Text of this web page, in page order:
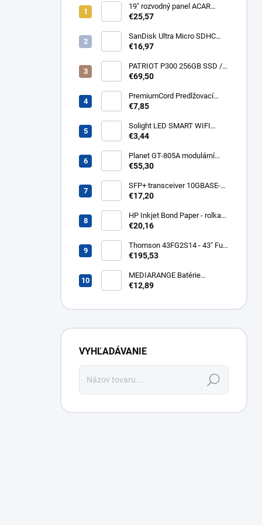
19" rozvodný panel ACAR
8x230V, vypínač, indikátor
kabel 3m Acar S8 FA
€25,57
SanDisk Ultra Micro SDHC
32GB 120MB/s A1+ada
€16,97
PATRIOT P300 256GB SSD /
Interní / M.2 PCIe Gen3 x4
P300P256GM28
€69,50
PremiumCord Predlžovací
kábel - sieť 230V, IEC 320 C13
€7,85
Solight LED SMART WIFI
žiarovka, GU10, 5W, RGB,
€3,44
Planet GT-805A modulární
konvertor Gigabit
805A
€55,30
SFP+ transceiver 10GBASE-
SR/SW, multirate, MM, OM3-
850nm VCSEL, LC dup., DMI ,
DELL komp.. SFP-PLUS-SR-
€17,20
HP Inkjet Bond Paper - rolka
24'' Q1396A
€20,16
Thomson 43FG2S14 - 43" Full
HD, Google TV, LED, čierny
€195,53
MEDIARANGE Batérie
nabíjateľné AAA, USB-C, 4ks
€12,89
VYHĽADÁVANIE
Hľadať